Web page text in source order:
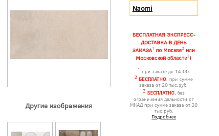
Другие изображения
Naomi
БЕСПЛАТНАЯ ЭКСПРЕСС-
ДОСТАВКА В ДЕНЬ
ЗАКАЗА1 по Москве2 или
Московской области3!
1 при заказе до 14-00.
2 БЕСПЛАТНО, при сумме
заказа от 20 тыс.руб.
3 БЕСПЛАТНО, без
ограничения дальности от
МКАД при сумме заказа от 30
тыс.руб.
Подробнее